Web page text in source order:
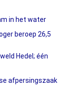
in het water
beroep 26,5
Hedel; één
afpersingszaak